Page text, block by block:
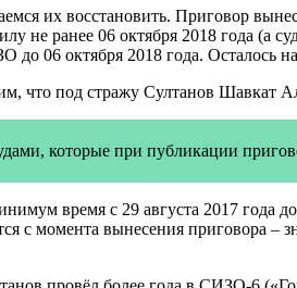
их восстановить. Приговор
не ранее 06 октября 2018 года (а
до 06 октября 2018 года. Осталось
что под стражу Султанов Шавкат
которые при публикации
время с 29 августа 2017 года
с момента вынесения приговора